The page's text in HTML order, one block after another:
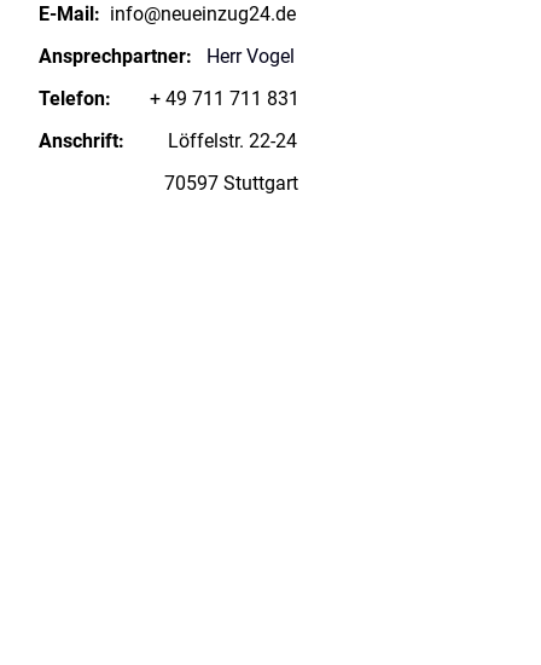
E-Mail: info@neueinzug24.de
Ansprechpartner:
Herr Vogel
Telefon: + 49 711 711 831
Anschrift: Löffelstr. 22-24
70597 Stuttgart